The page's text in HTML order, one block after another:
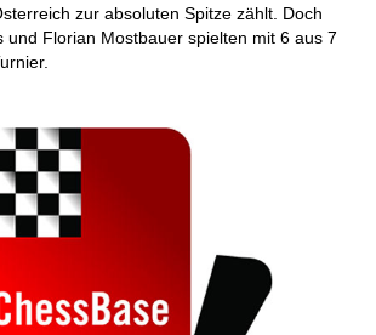
zur absoluten Spitze zählt. Doch
und Florian Mostbauer spielten mit 6 aus 7